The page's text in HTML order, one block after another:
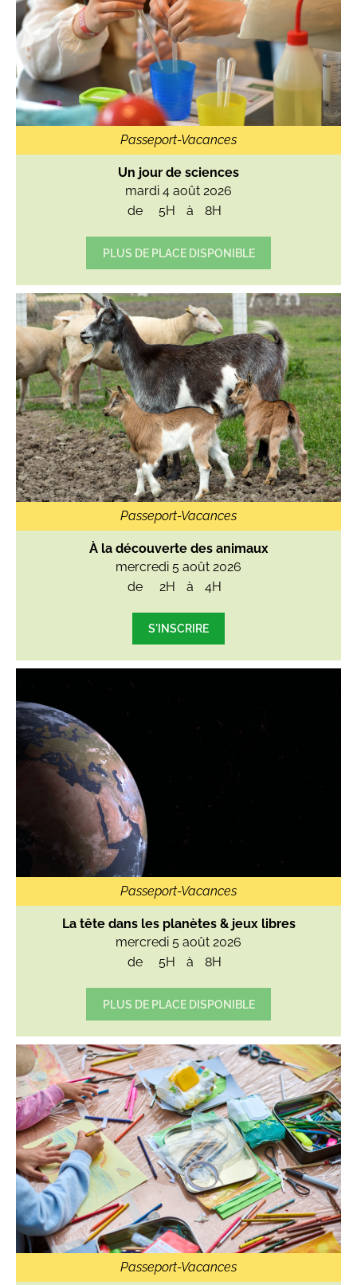
Passeport-Vacances
Un jour de sciences
mardi 4 août 2026
de
5H à 8H
PLUS DE PLACE DISPONIBLE
Passeport-Vacances
À la découverte des animaux
mercredi 5 août 2026
de
2H à 4H
S'INSCRIRE
Passeport-Vacances
La tête dans les planètes & jeux libres
mercredi 5 août 2026
de
5H à 8H
PLUS DE PLACE DISPONIBLE
Passeport-Vacances